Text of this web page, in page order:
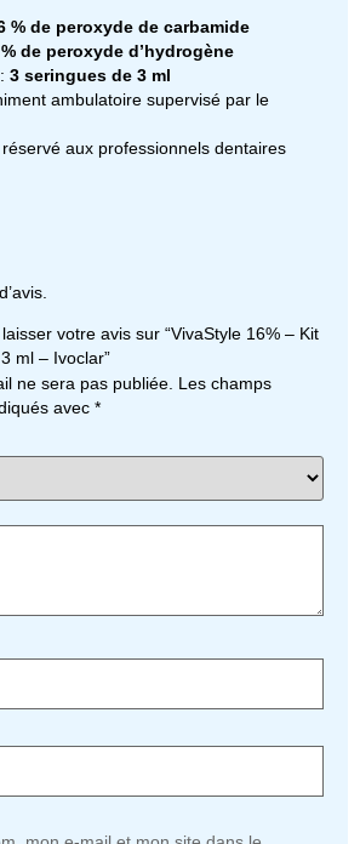
% de peroxyde de carbamide
de peroxyde d’hydrogène
3 seringues de 3 ml
ambulatoire supervisé par le
aux professionnels dentaires
votre avis sur “VivaStyle 16% – Kit
ml – Ivoclar”
ne sera pas publiée. Les champs
avec *